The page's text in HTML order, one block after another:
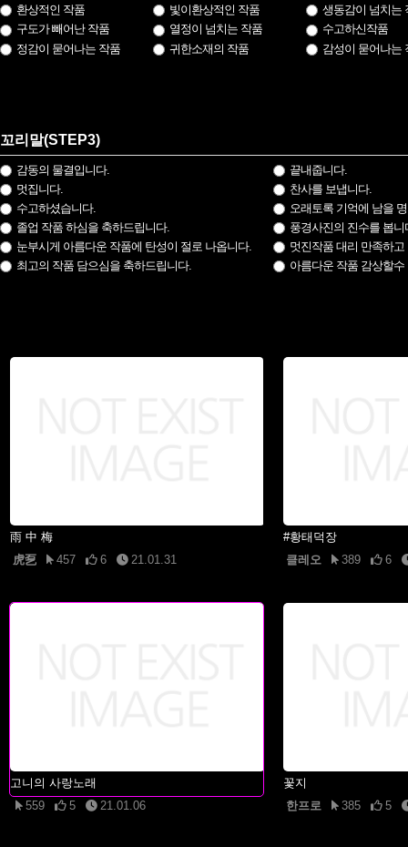
환상적인 작품 빛이환상적인 작품
생동감이 넘치는
구도가 빼어난 작품
열정이 넘치는 작품
수고하신작품
정감이 묻어나는 작품
귀한소재의 작품 감성이 묻어나는
꼬리말(STEP3)
감동의 물결입니다.
끝내줍니다.
멋집니다.
찬사를 보냅니다.
수고하셨습니다.
오래토록 기억에 남을
졸업 작품 하심을 축하드립니다.
풍경사진의 진수를 봅니
눈부시게 아름다운 작품에 탄성이 절로 나옵니다.
멋진작품 대리 만족하고
최고의 작품 담으심을 축하드립니다.
아름다운 작품 감상할
雨 中 梅
虎乭
457 6 21.01.31
#황태덕장
클레오
389 6
고니의 사랑노래
559
5 21.01.06
꽃지
한프로
385 5